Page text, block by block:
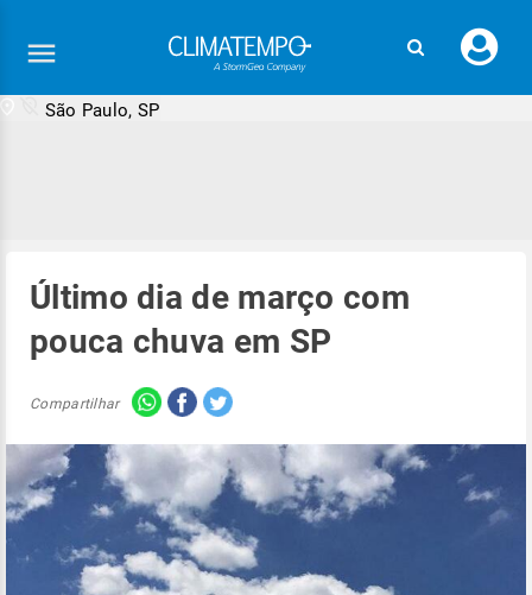
seu
São Paulo, SP
Último dia de março com
pouca chuva em SP
Compartilhar